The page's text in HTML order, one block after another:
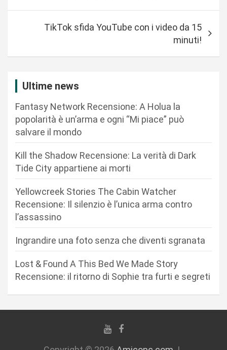
TikTok sfida YouTube con i video da 15
minuti!
Ultime news
Fantasy Network Recensione: A Holua la
popolarità è un’arma e ogni “Mi piace” può
salvare il mondo
Kill the Shadow Recensione: La verità di Dark
Tide City appartiene ai morti
Yellowcreek Stories The Cabin Watcher
Recensione: Il silenzio è l’unica arma contro
l’assassino
Ingrandire una foto senza che diventi sgranata
Lost & Found A This Bed We Made Story
Recensione: il ritorno di Sophie tra furti e segreti